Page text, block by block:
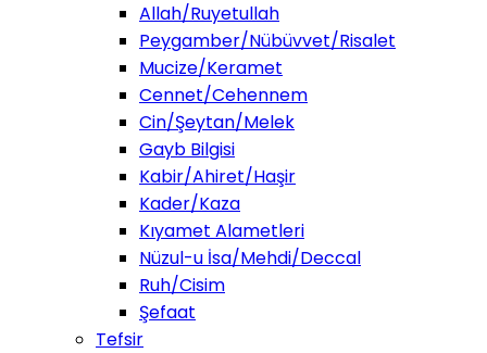
Allah/Ruyetullah
Peygamber/Nübüvvet/Risalet
Mucize/Keramet
Cennet/Cehennem
Cin/Şeytan/Melek
Gayb Bilgisi
Kabir/Ahiret/Haşir
Kader/Kaza
Kıyamet Alametleri
Nüzul-u İsa/Mehdi/Deccal
Ruh/Cisim
Şefaat
Tefsir